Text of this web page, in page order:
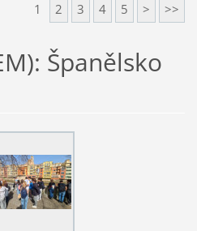
1 2 3 4 5 > >>
Španělsko